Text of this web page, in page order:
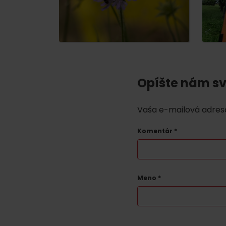
Opíšte nám
Vaša e-mailová
Komentár *
Meno *